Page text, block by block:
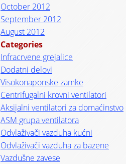
October 2012
September 2012
August 2012
Categories
Infracrvene grejalice
Dodatni delovi
Visokonaponske zamke
Centrifugalni krovni ventilatori
Aksijalni ventilatori za domaćinstvo
ASM grupa ventilatora
Odvlaživači vazduha kućni
Odvlaživači vazduha za bazene
Vazdušne zavese